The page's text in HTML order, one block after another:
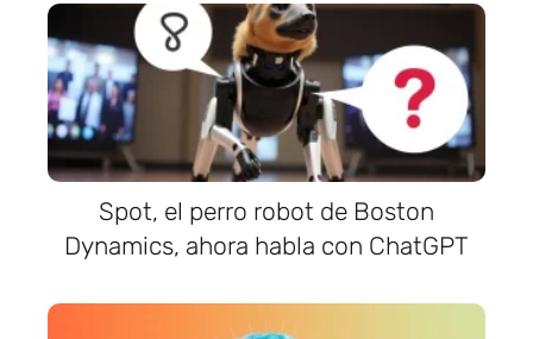
Spot, el perro robot de Boston
Dynamics, ahora habla con ChatGPT